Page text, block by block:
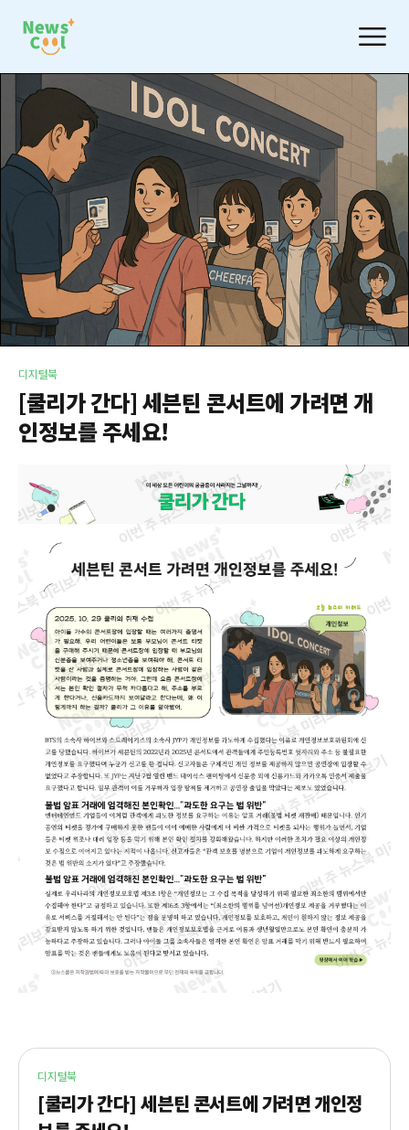
디지털북
[쿨리가 간다] 세븐틴 콘서트에 가려면 개
인정보를 주세요!
디지털북
[쿨리가 간다] 세븐틴 콘서트에 가려면 개인정